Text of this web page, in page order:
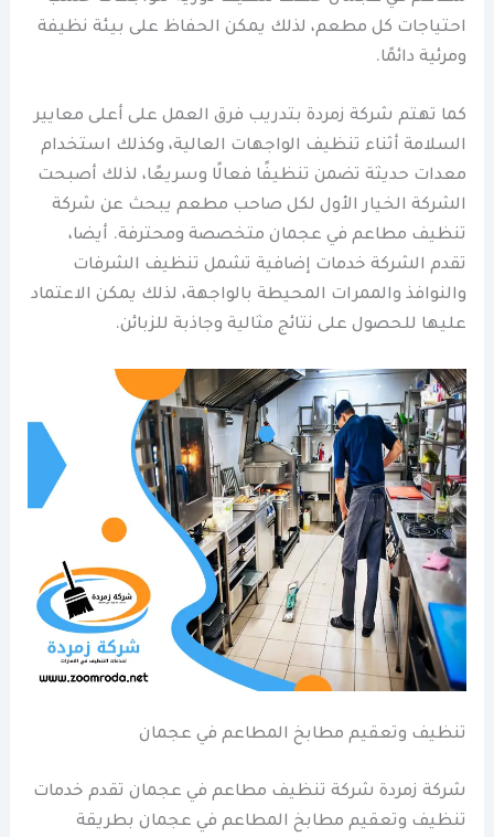
احتياجات كل مطعم، لذلك يمكن الحفاظ على بيئة نظيفة
ومرئية دائمًا.
كما تهتم شركة زمردة بتدريب فرق العمل على أعلى معايير
السلامة أثناء تنظيف الواجهات العالية، وكذلك استخدام
معدات حديثة تضمن تنظيفًا فعالًا وسريعًا، لذلك أصبحت
الشركة الخيار الأول لكل صاحب مطعم يبحث عن شركة
تنظيف مطاعم في عجمان متخصصة ومحترفة. أيضا،
تقدم الشركة خدمات إضافية تشمل تنظيف الشرفات
والنوافذ والممرات المحيطة بالواجهة، لذلك يمكن الاعتماد
عليها للحصول على نتائج مثالية وجاذبة للزبائن.
تنظيف وتعقيم مطابخ المطاعم في عجمان
شركة زمردة شركة تنظيف مطاعم في عجمان تقدم خدمات
تنظيف وتعقيم مطابخ المطاعم في عجمان بطريقة